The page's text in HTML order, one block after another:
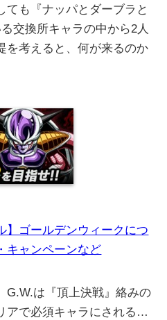
ても『ナッパとダーブラと
交換所キャラの中から2人
を考えると、何が来るのか
】ゴールデンウィークにつ
キャンペーンなど
G.W.は『頂上決戦』絡みの
アで必須キャラにされる…